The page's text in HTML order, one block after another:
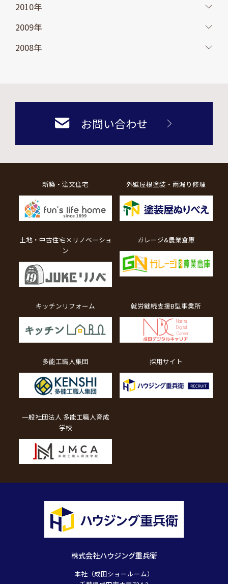
2010年
2009年
2008年
お問い合わせ
株式会社ハウジング重兵衛
本社（成田ショールーム）
新築・注文住宅 外壁屋根塗装・雨漏り修理
土地・中古住宅×リノベーショ
ン
ガレージ&農業倉庫
キッチンリフォーム 就労継続支援B型事業所
多能工職人集団 採用サイト
一般社団法人 多能工職人育成
学校